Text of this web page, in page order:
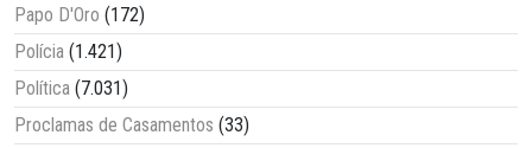
Papo D'Oro (172)
Polícia (1.421)
Política (7.031)
Proclamas de Casamentos (33)